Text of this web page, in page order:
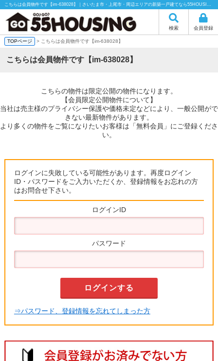
こちらは会員物件です【im-638028】｜さいたま市・上尾市・周辺エリアの新築一戸建てなら55HOUSING（55ハウジング）にお任せください！
検索 会員登録
TOPページ > こちらは会員物件です【im-638028】
こちらは会員物件です【im-638028】
こちらの物件は限定公開の物件になります。
【会員限定公開物件について】
当社は売主様のプライバシー保護や価格未定などにより、一般公開がで
きない最新物件があります。
より多くの物件をご覧になりたいお客様は「無料会員」にご登録くださ
い。
ログインに失敗している可能性があります。再度ログイン
ID・パスワードをご入力いただくか、登録情報をお忘れの方
はお問合せ下さい。
ログインID
パスワード
⇒パスワード、登録情報を忘れてしまった方